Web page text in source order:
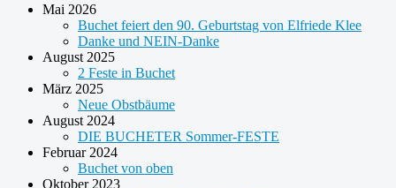
Mai 2026
Buchet feiert den 90. Geburtstag von Elfriede Klee
Danke und NEIN-Danke
August 2025
2 Feste in Buchet
März 2025
Neue Obstbäume
August 2024
DIE BUCHETER Sommer-FESTE
Februar 2024
Buchet von oben
Oktober 2023